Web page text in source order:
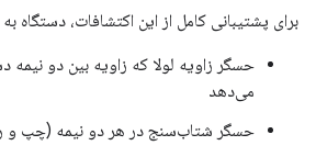
برای پشتیبانی کامل از این اکتشافات، دستگاه به
حسگر زاویه لولا که زاویه بین دو نیمه
می‌دهد
حسگر شتاب‌سنج در هر دو نیمه (چپ و